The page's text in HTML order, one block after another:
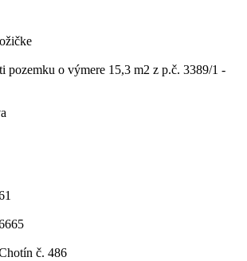
pozemku o výmere 15,3 m2 z p.č. 3389/1 -
č. 486